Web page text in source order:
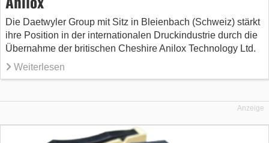
Die Daetwyler Group mit Sitz in Bleienbach (Schweiz) stärkt
ihre Position in der internationalen Druckindustrie durch die
Übernahme der britischen Cheshire Anilox Technology Ltd.
Weiterlesen
Anzeige